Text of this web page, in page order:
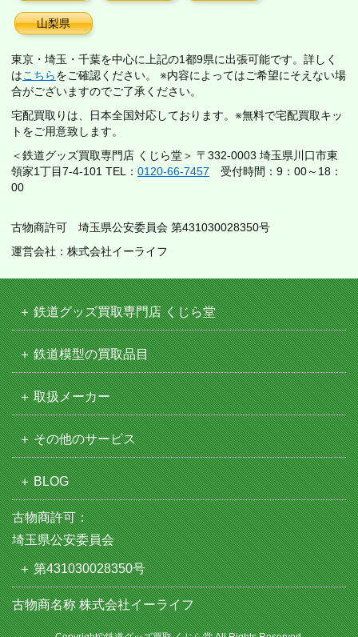
山梨県
東京・埼玉・千葉を中心に上記の1都9県に出張可能です。詳しく
はこちらをご確認ください。 ※内容によってはご希望にそえない場
合がございますのでご了承ください。
宅配買取りは、日本全国対応しております。※無料で宅配買取キッ
トをご用意致します。
＜鉄道グッズ買取専門店 くじら堂＞ 〒332-0003 埼玉県川口市東
領家1丁目7-4-101 TEL： 0120-66-7457 受付時間：9：00～18：
00
古物商許可 埼玉県公安委員会 第431030028350号
運営会社：株式会社イーライフ
鉄道グッズ買取専門店 くじら堂
鉄道模型の買取品目
取扱メーカー
その他のサービス
BLOG
古物商許可：
埼玉県公安委員会
第431030028350号
古物商名称 株式会社イーライフ